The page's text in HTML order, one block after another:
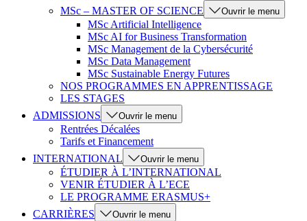
MSc – MASTER OF SCIENCE
Ouvrir le menu
MSc Artificial Intelligence
MSc AI for Business Transformation
MSc Management de la Cybersécurité
MSc Data Management
MSc Sustainable Energy Futures
NOS PROGRAMMES EN APPRENTISSAGE
LES STAGES
ADMISSIONS
Ouvrir le menu
Rentrées Décalées
Tarifs et Financement
INTERNATIONAL
Ouvrir le menu
ÉTUDIER À L’INTERNATIONAL
VENIR ÉTUDIER À L’ECE
LE PROGRAMME ERASMUS+
CARRIÈRES
Ouvrir le menu